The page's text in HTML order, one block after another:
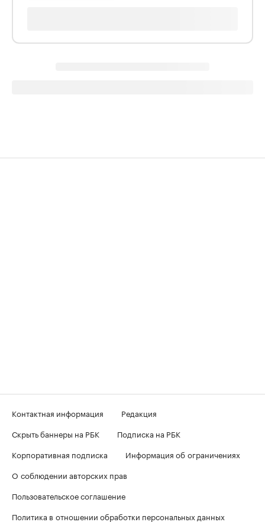
Контактная информация
Редакция
Скрыть баннеры на РБК
Подписка на РБК
Корпоративная подписка
Информация об ограничениях
О соблюдении авторских прав
Пользовательское соглашение
Политика в отношении обработки персональных данных